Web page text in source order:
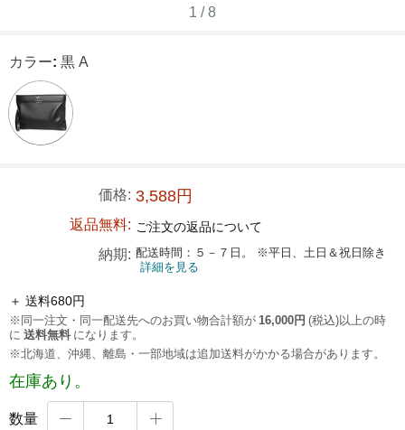
1 /8
カラー: 黒 A
価格: 3,588円
返品無料: ご注文の返品について
納期: 配送時間：５－７日。 ※平日、土日＆祝日除き
詳細を見る
＋ 送料680円
※同一注文・同一配送先へのお買い物合計額が 16,000円 (税込)以上の時
に 送料無料 になります。
※北海道、沖縄、離島・一部地域は追加送料がかかる場合があります。
在庫あり。
数量  